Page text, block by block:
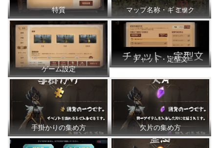
特質 マップ名称・ギミック
ゲーム設定
チャット・定型文
手掛かりの集め方 欠片の集め方